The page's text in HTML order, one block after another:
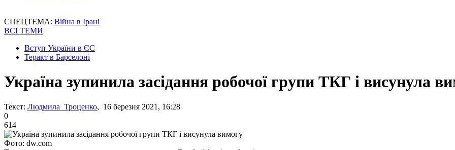
СПЕЦТЕМА: Війна в Ірані
ВСІ ТЕМИ
Вступ України в ЄС
Теракт в Барселоні
Україна зупинила засідання робочої групи ТКГ і висунула
Текст: Людмила Троценко, 16 березня 2021, 16:28
0
614
Фото: dw.com